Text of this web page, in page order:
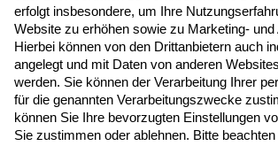
neue Blogposts, Event- und
Einladungen per E-Mail zu erhalten.
Jetzt anmelden